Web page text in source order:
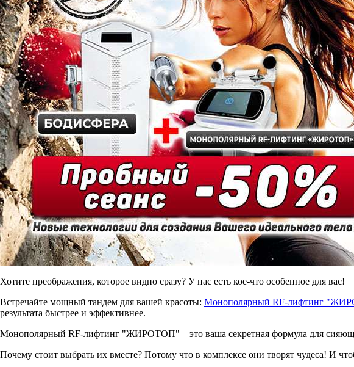
Хотите преображения, которое видно сразу? У нас есть кое-что особенное для вас!
Встречайте мощный тандем для вашей красоты: Монополярный RF-лифтинг
результата быстрее и эффективнее.
Монополярный RF-лифтинг "ЖИРОТОП" – это ваша секретная формула для
Почему стоит выбрать их вместе? Потому что в комплексе они творят чудеса! И